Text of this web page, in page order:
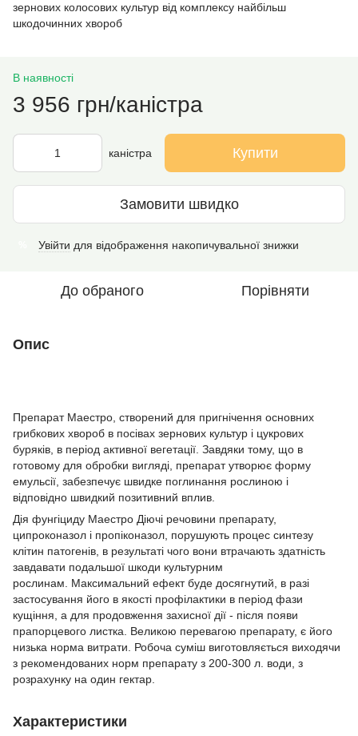
зернових колосових культур від комплексу найбільш
шкодочинних хвороб
В наявності
3 956 грн/каністра
каністра Купити
Замовити швидко
Увійти для відображення накопичувальної знижки
До обраного Порівняти
Опис
Препарат Маестро, створений для пригнічення основних
грибкових хвороб в посівах зернових культур і цукрових
буряків, в період активної вегетації. Завдяки тому, що в
готовому для обробки вигляді, препарат утворює форму
емульсії, забезпечує швидке поглинання рослиною і
відповідно швидкий позитивний вплив.
Дія фунгіциду Маестро Діючі речовини препарату,
ципроконазол і пропіконазол, порушують процес синтезу
клітин патогенів, в результаті чого вони втрачають здатність
завдавати подальшої шкоди культурним
рослинам. Максимальний ефект буде досягнутий, в разі
застосування його в якості профілактики в період фази
кущіння, а для продовження захисної дії - після появи
прапорцевого листка. Великою перевагою препарату, є його
низька норма витрати. Робоча суміш виготовляється виходячи
з рекомендованих норм препарату з 200-300 л. води, з
розрахунку на один гектар.
Характеристики